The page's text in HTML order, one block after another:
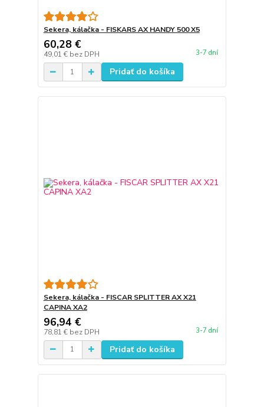
Sekera, kálačka - FISKARS AX HANDY 500 X5
60,28 €
49,01 € bez DPH 3-7 dní
Pridať do košíka
Sekera, kálačka - FISCAR SPLITTER AX X21
CAPINA XA2
96,94 €
78,81 € bez DPH 3-7 dní
Pridať do košíka